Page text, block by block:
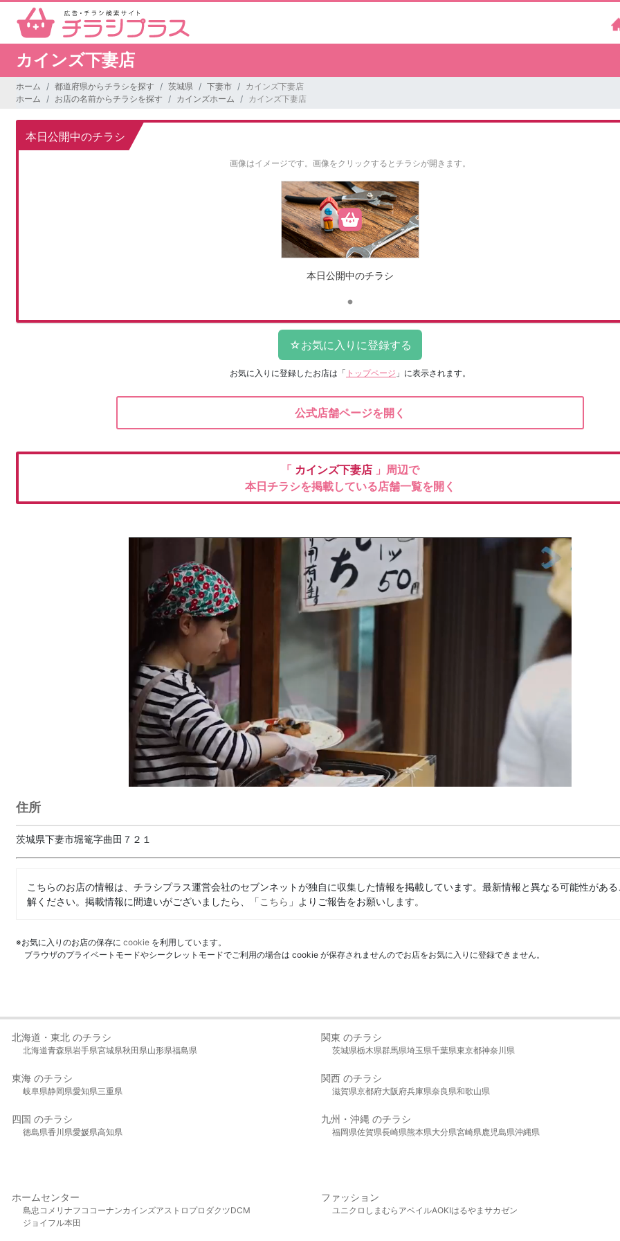
カインズ下妻店
ホーム 都道府県からチラシを探す 茨城県 下妻市
カインズ下妻店
ホーム
お店の名前からチラシを探す カインズホーム カインズ下妻店
本日公開中のチラシ
画像はイメージです。 画像をクリックするとチラシが開きます。
本日公開中のチラシ
お気に入りに登録したお店は 「 トップページ 」に表示されます。
公式店舗ページを開く
「 カインズ下妻店 」周辺で
本日チラシを掲載している店舗一覧を開く
住所
茨城県下妻市堀篭字曲田７２１
こちらのお店の情報は、チラシプラス運営会社のセブンネットが独自に収集した情報を掲載しています。最新情報と異なる可能性があ
解ください。掲載情報に間違いがございましたら、「こちら 」よりご報告をお願いします。
※お気に入りのお店の保存に cookie を利用しています。
ブラウザのプライベートモードやシークレットモードでご利用の場合は cookie が保存されませんのでお店をお気に入りに登録できません。
北海道・東北 のチラシ
北海道青森県岩手県宮城県秋田県山形県福島県
関東 のチラシ
茨城県栃木県群馬県埼玉県千葉県東京都神奈川県
東海 のチラシ
岐阜県静岡県愛知県三重県
関西 のチラシ
滋賀県京都府大阪府兵庫県奈良県和歌山県
四国 のチラシ
徳島県香川県愛媛県高知県
九州・沖縄 のチラシ
福岡県佐賀県長崎県熊本県大分県宮崎県鹿児島県沖縄県
ホームセンター
島忠 コメリ ナフコ コーナンカインズアストロプロダクツDCM
ジョイフル本田
ファッション
ユニクロ しまむら アベイルAOKIはるやま サカゼン